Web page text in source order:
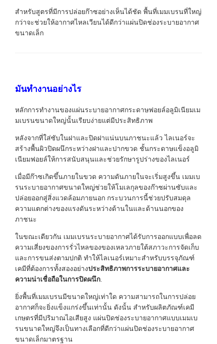
สำหรับสูตรที่มีการปล่อยก๊าซอย่างเห็นได้ชัด พื้นที่เมมเบรนที่ใหญ่
กว่าจะช่วยให้อากาศไหลเวียนได้ดีกว่าแผ่นปิดช่องระบายอากาศ
ขนาดเล็ก
มันทำงานอย่างไร
หลักการทำงานของแผ่นระบายอากาศกระดาษฟอยล์อลูมิเนียมเม
มเบรนขนาดใหญ่นั้นเรียบง่ายแต่มีประสิทธิภาพ
หลังจากที่ใส่ซับในฝาและปิดฝาแน่นบนภาชนะแล้ว ไลเนอร์จะ
สร้างพื้นผิวปิดผนึกระหว่างฝาและปากขวด ชั้นกระดาษแข็งอลูมิ
เนียมฟอยล์ให้การสนับสนุนและช่วยรักษารูปร่างของไลเนอร์
เมื่อมีก๊าซเกิดขึ้นภายในขวด ความดันภายในจะเริ่มสูงขึ้น เมมเบ
รนระบายอากาศขนาดใหญ่ช่วยให้โมเลกุลของก๊าซผ่านซับและ
ปล่อยออกสู่สิ่งแวดล้อมภายนอก กระบวนการนี้ช่วยปรับสมดุล
ความแตกต่างของแรงดันระหว่างด้านในและด้านนอกของ
ภาชนะ
ในขณะเดียวกัน เมมเบรนระบายอากาศได้รับการออกแบบเพื่อลด
ความเสี่ยงของการรั่วไหลของของเหลวภายใต้สภาวะการจัดเก็บ
และการขนส่งตามปกติ ทำให้ไลเนอร์เหมาะสำหรับบรรจุภัณฑ์
เคมีที่ต้องการทั้งสองอย่างประสิทธิภาพการระบายอากาศและ
ความน่าเชื่อถือในการปิดผนึก.
ยิ่งพื้นที่เมมเบรนมีขนาดใหญ่เท่าใด ความสามารถในการปล่อย
อากาศก็จะยิ่งแข็งแกร่งขึ้นเท่านั้น ดังนั้น สำหรับผลิตภัณฑ์เคมี
เกษตรที่มีปริมาณไอเสียสูง แผ่นปิดช่องระบายอากาศแบบเมมเบ
รนขนาดใหญ่จึงเป็นทางเลือกที่ดีกว่าแผ่นปิดช่องระบายอากาศ
ขนาดเล็กมาตรฐาน